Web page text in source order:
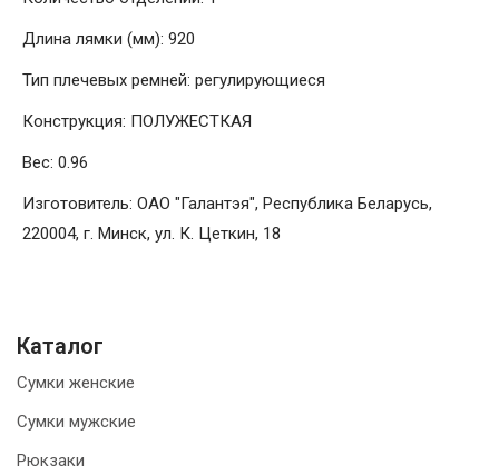
Длина лямки (мм): 920
Тип плечевых ремней: регулирующиеся
Конструкция: ПОЛУЖЕСТКАЯ
Вес: 0.96
Изготовитель: ОАО "Галантэя", Республика Беларусь,
220004, г. Минск, ул. К. Цеткин, 18
Каталог
Сумки женские
Сумки мужские
Рюкзаки